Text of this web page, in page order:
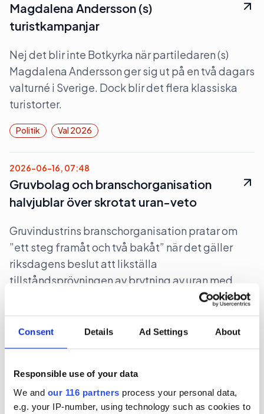
Consent Details Ad Settings About
Responsible use of your data
We and our 116 partners process your personal data,
e.g. your IP-number, using technology such as cookies to
Magdalena Andersson (s)
turistkampanjar
Nej det blir inte Botkyrka när partiledaren (s)
Magdalena Andersson ger sig ut på en två dagars
valturné i Sverige. Dock blir det flera klassiska
turistorter.
Politik Val 2026
2026-06-16, 07:48
Gruvbolag och branschorganisation
halvjublar över skrotat uran-veto
Gruvindustrins branschorganisation pratar om
”ett steg framåt och två bakåt” när det gäller
riksdagens beslut att likställa
tillståndsprövningen av brytning av uran med
andra metaller. Gruvföretaget District Metals
lovar att fortsätta att lobba för att uranbrytning
ska ske i Sverige.
2026-06-16, 07:24